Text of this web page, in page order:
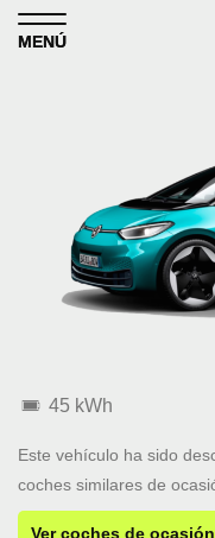
Skip to content
MENÚ
45 kWh
Este vehículo ha sido
coches similares de
Ver coches de ocasión